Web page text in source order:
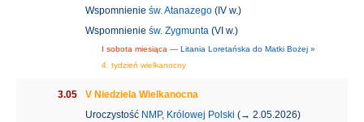
Wspomnienie św. Atanazego (IV w.)
Wspomnienie św. Zygmunta (VI w.)
I sobota miesiąca — Litania Loretańska do Matki Bożej »
4. tydzień wielkanocny
3.05
V Niedziela Wielkanocna
Uroczystość NMP, Królowej Polski (→ 2.05.2026)